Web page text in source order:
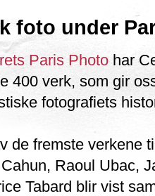
foto under
Paris Photo har
400 verk, som gir
fotografiets
de fremste verkene
Raoul Ubac,
Tabard blir vist